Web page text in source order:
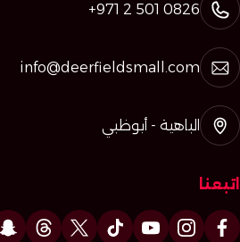
+971 2 501 0826
info@deerfieldsmall.com
الباهية - أبوظبي
اتبعنا